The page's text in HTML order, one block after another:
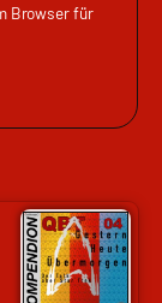
Browser für